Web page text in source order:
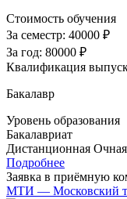
Стоимость обучения
За семестр: 40000 ₽
За год: 80000 ₽
Квалификация
Бакалавр
Уровень образования
Бакалавриат
Дистанционная Очная
Подробнее
Заявка в приёмную
МТИ — Московский